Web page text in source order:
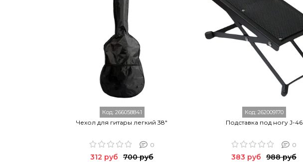
Код: 266058841
Чехол для гитары легкий 38"
0
312 руб 700 руб
Код: 262009170
Подставка под ногу J-46
0
383 руб 988 руб